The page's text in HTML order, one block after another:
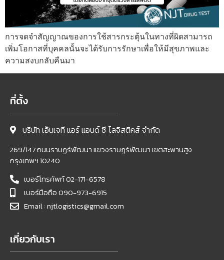
การจดจำสัญญาณของการใช้สารกระตุ้นในทางที่ผิดสามารถ
เพิ่มโอกาสที่บุคคลนั้นจะได้รับการรักษาเพื่อให้มีสุขภาพและ
ความสงบกลับคืนมา
ที่ตั้ง
บริษัท เอ็นเจที แอร์ แอนด์ ซี โลจิสติคส์ จำกัด
269/147 ถนนราษฏร์พัฒนา แขวงราษฎร์พัฒนา เขตสะพานสูง
กรุงเทพฯ 10240
เบอร์โทรศัพท์ 02-171-6578
เบอร์มือถือ 090-973-6915
Email : njtlogistics@gmail.com
เกี่ยวกับเรา